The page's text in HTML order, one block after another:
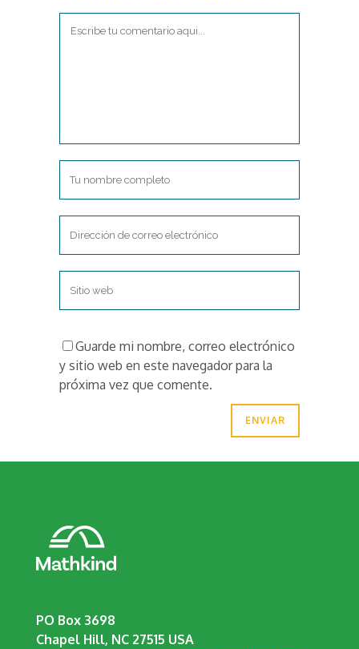
Guarde mi nombre, correo electrónico
y sitio web en este navegador para la
próxima vez que comente.
PO Box 3698
Chapel Hill, NC 27515 USA